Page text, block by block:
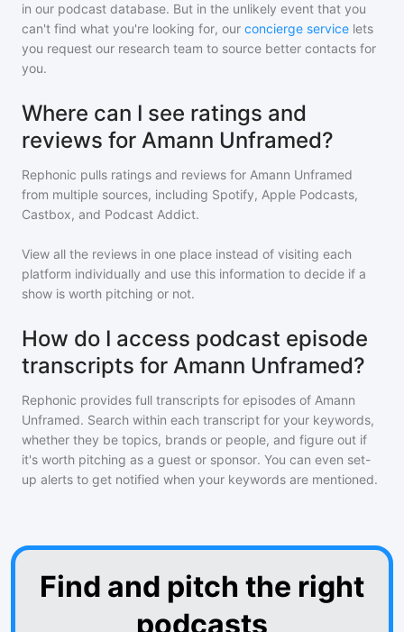
in our podcast database. But in the unlikely event that you
can't find what you're looking for, our concierge service lets
you request our research team to source better contacts for
you.
Where can I see ratings and
reviews for Amann Unframed?
Rephonic pulls ratings and reviews for Amann Unframed
from multiple sources, including Spotify, Apple Podcasts,
Castbox, and Podcast Addict.
View all the reviews in one place instead of visiting each
platform individually and use this information to decide if a
show is worth pitching or not.
How do I access podcast episode
transcripts for Amann Unframed?
Rephonic provides full transcripts for episodes of Amann
Unframed. Search within each transcript for your keywords,
whether they be topics, brands or people, and figure out if
it's worth pitching as a guest or sponsor. You can even set-
up alerts to get notified when your keywords are mentioned.
Find and pitch the right
podcasts